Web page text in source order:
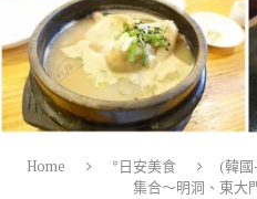
Home *日安美食
(韓
集合～明洞、東大